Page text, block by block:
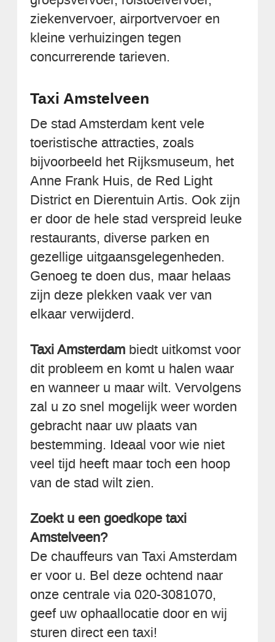
ziekenvervoer, airportvervoer en
kleine verhuizingen tegen
concurrerende tarieven.
Taxi Amstelveen
De stad Amsterdam kent vele
toeristische attracties, zoals
bijvoorbeeld het Rijksmuseum, het
Anne Frank Huis, de Red Light
District en Dierentuin Artis. Ook zijn
er door de hele stad verspreid leuke
restaurants, diverse parken en
gezellige uitgaansgelegenheden.
Genoeg te doen dus, maar helaas
zijn deze plekken vaak ver van
elkaar verwijderd.
Taxi Amsterdam biedt uitkomst voor
dit probleem en komt u halen waar
en wanneer u maar wilt. Vervolgens
zal u zo snel mogelijk weer worden
gebracht naar uw plaats van
bestemming. Ideaal voor wie niet
veel tijd heeft maar toch een hoop
van de stad wilt zien.
Zoekt u een goedkope taxi
Amstelveen?
De chauffeurs van Taxi Amsterdam
er voor u. Bel deze ochtend naar
onze centrale via 020-3081070,
geef uw ophaallocatie door en wij
sturen direct een taxi!